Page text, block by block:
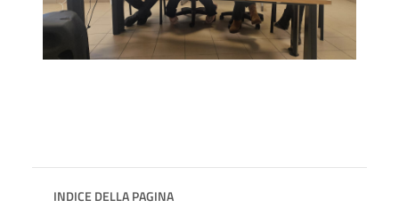
INDICE DELLA PAGINA